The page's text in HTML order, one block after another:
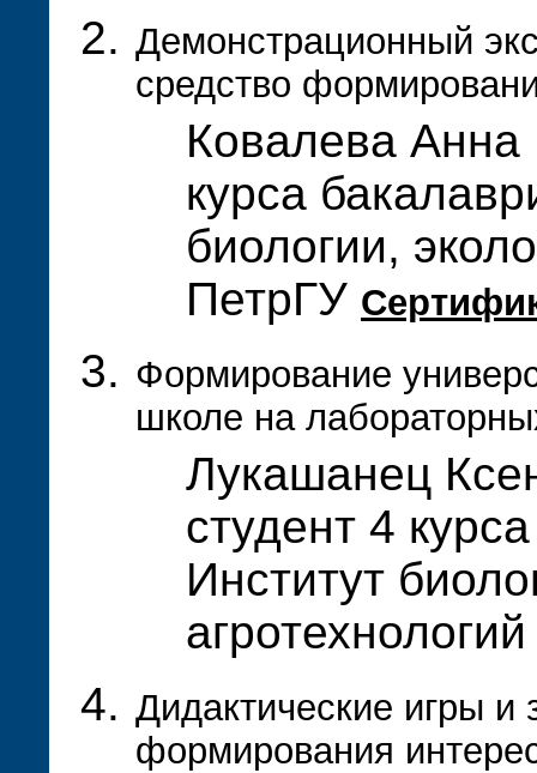
Демонстрационный
средство
Ковалева Анна
курса
биологии,
ПетрГУ
Формирование
школе на
Лукашанец
студент 4
Институт
Дидактические игры и
формирования